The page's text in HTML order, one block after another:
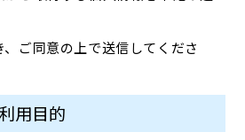
ご同意の上で送信してくださ
用目的